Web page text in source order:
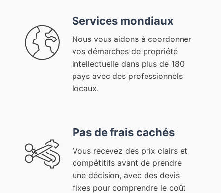
Services mondiaux
Nous vous aidons à coordonner
vos démarches de propriété
intellectuelle dans plus de 180
pays avec des professionnels
locaux.
Pas de frais cachés
Vous recevez des prix clairs et
compétitifs avant de prendre
une décision, avec des devis
fixes pour comprendre le coût